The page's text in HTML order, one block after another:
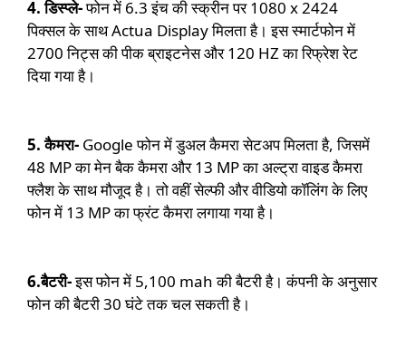
4. डिस्प्ले-फोन में 6.3 इंच की स्क्रीन पर 1080 x 2424
पिक्सल के साथ Actua Display मिलता है। इस स्मार्टफोन में
2700 निट्स की पीक ब्राइटनेस और 120 HZ का रिफ्रेश रेट
दिया गया है।
5. कैमरा- Google फोन में डुअल कैमरा सेटअप मिलता है, जिसमें
48 MP का मेन बैक कैमरा और 13 MP का अल्ट्रा वाइड कैमरा
फ्लैश के साथ मौजूद है। तो वहीं सेल्फी और वीडियो कॉलिंग के लिए
फोन में 13 MP का फ्रंट कैमरा लगाया गया है।
6.बैटरी-इस फोन में 5,100 mah की बैटरी है। कंपनी के अनुसार
फोन की बैटरी 30 घंटे तक चल सकती है।